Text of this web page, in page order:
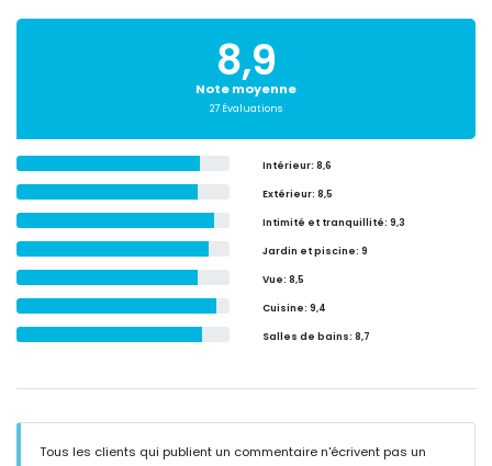
8,9
Note moyenne
27 Évaluations
Intérieur: 8,6
Extérieur: 8,5
Intimité et tranquillité: 9,3
Jardin et piscine: 9
Vue: 8,5
Cuisine: 9,4
Salles de bains: 8,7
Tous les clients qui publient un commentaire n'écrivent pas un